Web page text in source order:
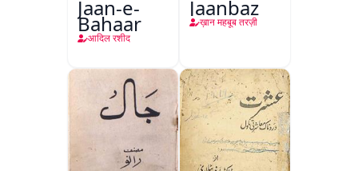
Jaan-e-
Bahaar
आदिल रशीद
Jaanbaz
ख़ान महबूब तरज़ी